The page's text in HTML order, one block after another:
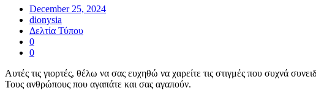
December 25, 2024
dionysia
Δελτία Τύπου
0
0
Αυτές τις γιορτές, θέλω να σας ευχηθώ να χαρείτε τις στιγμές που συχνά
Τους ανθρώπους που αγαπάτε και σας αγαπούν.